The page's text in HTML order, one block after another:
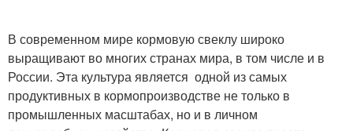
В современном мире кормовую свеклу широко
выращивают во многих странах мира, в том числе и в
России. Эта культура является одной из самых
продуктивных в кормопроизводстве не только в
промышленных масштабах, но и в личном